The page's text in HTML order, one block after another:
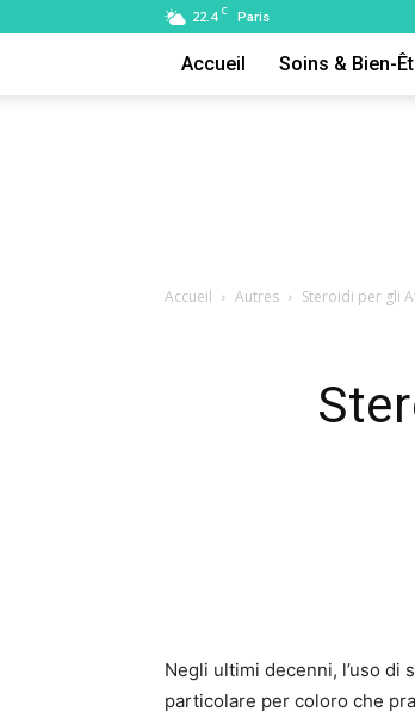
22.4 C Paris
Accueil Soins & Bien-
Accueil Autres Steroidi per gli
Negli ultimi decenni, l’uso di
particolare per coloro che